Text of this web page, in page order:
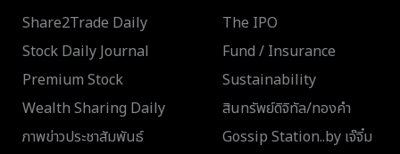
Share2Trade Daily
Stock Daily Journal
Premium Stock
Wealth Sharing Daily
ภาพข่าวประชาสัมพันธ์
The IPO
Fund / Insurance
Sustainability
สินทรัพย์ดิจิทัล/ทองคำ
Gossip Station..by เจ๊จิ๋ม